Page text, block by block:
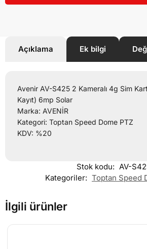
Açıklama Ek bilgi
Avenir AV-S425 2 Kameralı 4g Sim
Kayıt) 6mp Solar
Marka: AVENİR
Kategori: Toptan Speed Dome PTZ
KDV: %20
Stok kodu: AV-
Kategoriler: Toptan Speed
İlgili ürünler